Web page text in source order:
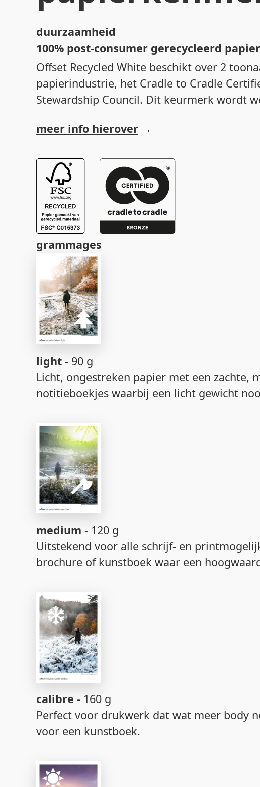
duurzaamheid
100% post-consumer gerecycleerd papier
Offset Recycled White beschikt over 2
papierindustrie, het Cradle to Cradle
Stewardship Council. Dit keurmerk wordt
meer info hierover
grammages
light - 90 g
Licht, ongestreken papier met een
notitieboekjes waarbij een licht gewicht
medium - 120 g
Uitstekend voor alle schrijf- en
brochure of kunstboek waar een
calibre - 160 g
Perfect voor drukwerk dat wat meer body
voor een kunstboek.